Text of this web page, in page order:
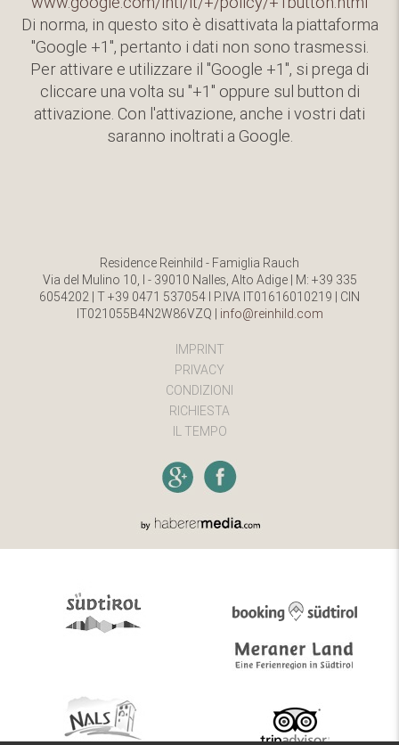
Di norma, in questo sito è disattivata la piattaforma
"Google +1", pertanto i dati non sono trasmessi.
Per attivare e utilizzare il "Google +1", si prega di
cliccare una volta su "+1" oppure sul button di
attivazione. Con l'attivazione, anche i vostri dati
saranno inoltrati a Google.
Residence Reinhild - Famiglia Rauch
Via del Mulino 10, I - 39010 Nalles, Alto Adige | M: +39 335
6054202 | T +39 0471 537054 l P.IVA IT01616010219 | CIN
IT021055B4N2W86VZQ | info@reinhild.com
IMPRINT
PRIVACY
CONDIZIONI
RICHIESTA
IL TEMPO